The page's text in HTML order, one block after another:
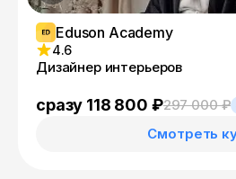
Eduson Academy
4.6
Дизайнер интерьеров
сразу 118 800 ₽297 000 ₽
Смотреть